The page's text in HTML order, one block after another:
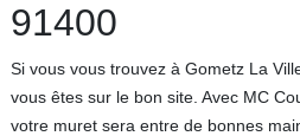
91400
Si vous vous trouvez à Gometz La
vous êtes sur le bon site. Avec MC
votre muret sera entre de bonnes